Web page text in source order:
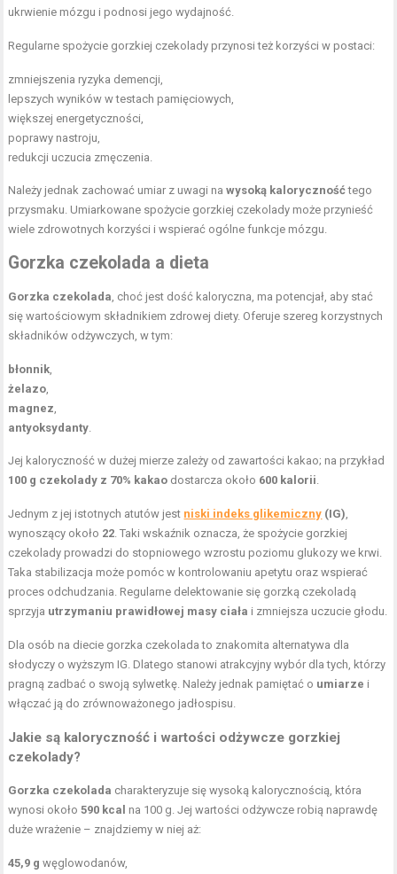
ukrwienie mózgu i podnosi jego wydajność.
Regularne spożycie gorzkiej czekolady przynosi też korzyści w postaci:
zmniejszenia ryzyka demencji,
lepszych wyników w testach pamięciowych,
większej energetyczności,
poprawy nastroju,
redukcji uczucia zmęczenia.
Należy jednak zachować umiar z uwagi nawysoką kalorycznośćtego
przysmaku. Umiarkowane spożycie gorzkiej czekolady może przynieść
wiele zdrowotnych korzyści i wspierać ogólne funkcje mózgu.
Gorzka czekolada a dieta
Gorzka czekolada , choć jest dość kaloryczna, ma potencjał, aby stać
się wartościowym składnikiem zdrowej diety. Oferuje szereg korzystnych
składników odżywczych, w tym:
błonnik
żelazo
magnez
antyoksydanty
Jej kaloryczność w dużej mierze zależy od zawartości kakao; na przykład
100 g czekolady z 70% kakao dostarcza około 600 kalorii
Jednym z jej istotnych atutów jest niski indeks glikemiczny (IG)
wynoszący około 22 . Taki wskaźnik oznacza, że spożycie gorzkiej
czekolady prowadzi do stopniowego wzrostu poziomu glukozy we krwi.
Taka stabilizacja może pomóc w kontrolowaniu apetytu oraz wspierać
proces odchudzania. Regularne delektowanie się gorzką czekoladą
sprzyja utrzymaniu prawidłowej masy ciała i zmniejsza uczucie głodu.
Dla osób na diecie gorzka czekolada to znakomita alternatywa dla
słodyczy o wyższym IG. Dlatego stanowi atrakcyjny wybór dla tych, którzy
pragną zadbać o swoją sylwetkę. Należy jednak pamiętać o umiarze i
włączać ją do zrównoważonego jadłospisu.
Jakie są kaloryczność i wartości odżywcze gorzkiej
czekolady?
Gorzka czekolada charakteryzuje się wysoką kalorycznością, która
wynosi około590 kcal na 100 g. Jej wartości odżywcze robią naprawdę
duże wrażenie – znajdziemy w niej aż:
45,9 g węglowodanów,